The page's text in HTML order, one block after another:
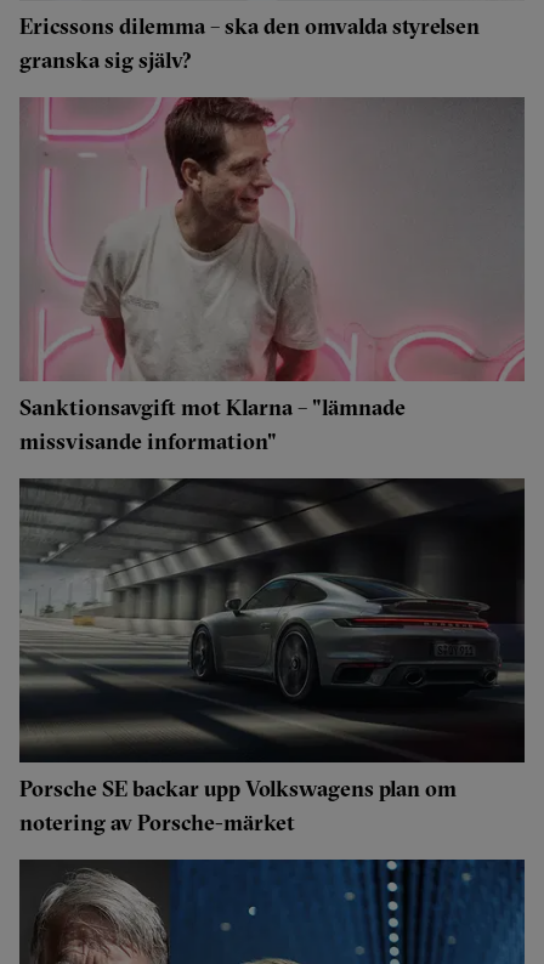
Ericssons dilemma – ska den omvalda styrelsen
granska sig själv?
Sanktionsavgift mot Klarna – "lämnade
missvisande information"
Porsche SE backar upp Volkswagens plan om
notering av Porsche-märket